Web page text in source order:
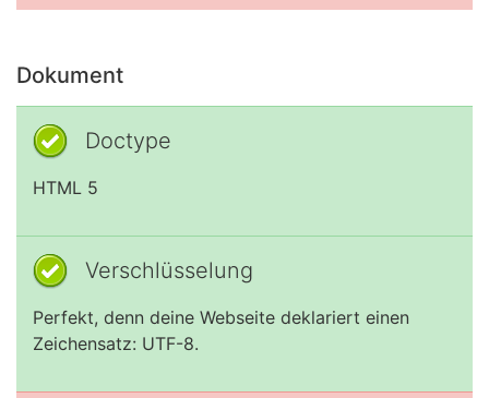
Dokument
Doctype
HTML 5
Verschlüsselung
Perfekt, denn deine Webseite deklariert einen
Zeichensatz: UTF-8.